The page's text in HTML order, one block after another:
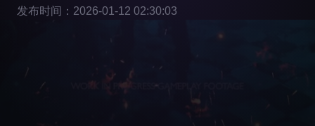
发布时间：2026-01-12 02:30:03